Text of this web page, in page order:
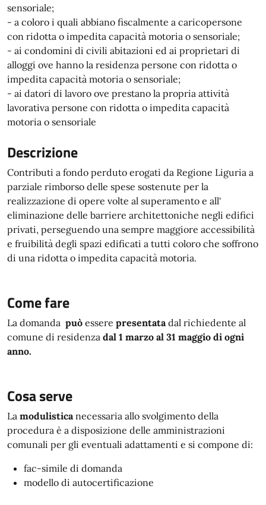
sensoriale;
- a coloro i quali abbiano fiscalmente a caricopersone
con ridotta o impedita capacità motoria o sensoriale;
- ai condomini di civili abitazioni ed ai proprietari di
alloggi ove hanno la residenza persone con ridotta o
impedita capacità motoria o sensoriale;
- ai datori di lavoro ove prestano la propria attività
lavorativa persone con ridotta o impedita capacità
motoria o sensoriale
Descrizione
Contributi a fondo perduto erogati da Regione Liguria a
parziale rimborso delle spese sostenute per la
realizzazione di opere volte al superamento e all'
eliminazione delle barriere architettoniche negli edifici
privati, perseguendo una sempre maggiore accessibilità
e fruibilità degli spazi edificati a tutti coloro che soffrono
di una ridotta o impedita capacità motoria.
Come fare
La domanda può essere presentatadal richiedente al
comune di residenza dal 1 marzo al 31 maggio di ogni
anno.
Cosa serve
La modulisticanecessaria allo svolgimento della
procedura è a disposizione delle amministrazioni
comunali per gli eventuali adattamenti e si compone di:
fac-simile di domanda
modello di autocertificazione